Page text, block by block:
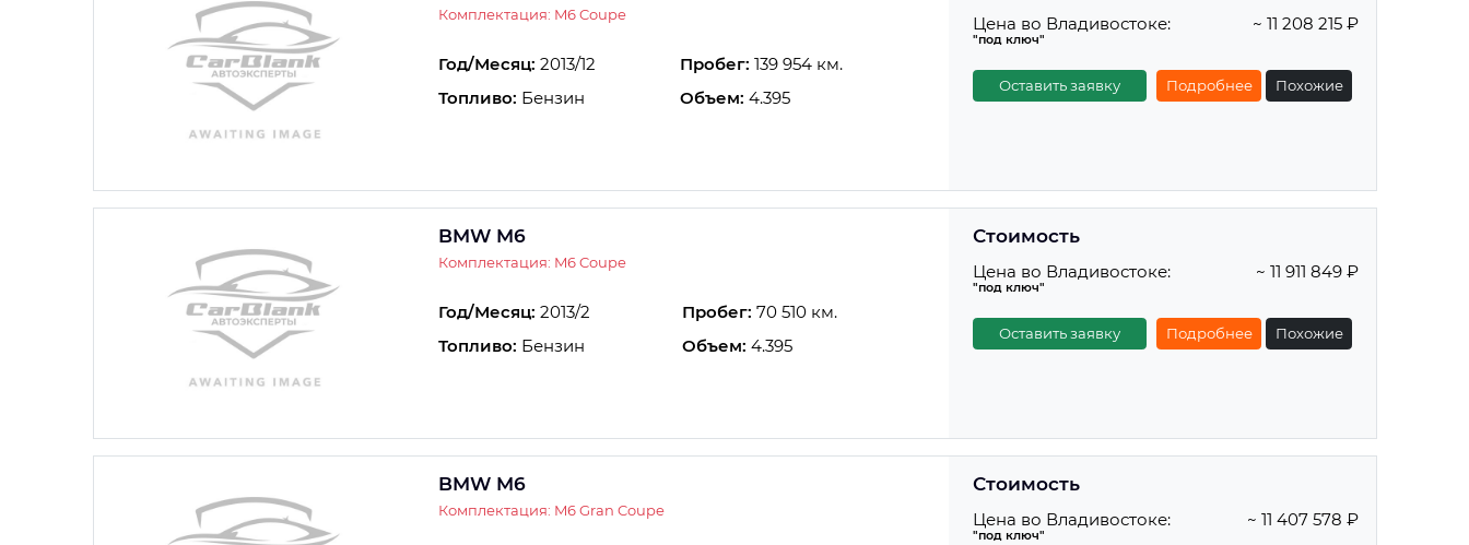
Комплектация: M6 Coupe
Год/Месяц: 2013/12 Пробег: 139 954 км.
Топливо: Бензин Объем: 4.395
Цена во Владивостоке:
"под ключ"
~ 11 208 215 ₽
Оставить заявку Подробнее Похожие
BMW M6
Комплектация: M6 Coupe
Год/Месяц: 2013/2 Пробег: 70 510 км.
Топливо: Бензин Объем: 4.395
Стоимость
Цена во Владивостоке:
"под ключ"
~ 11 911 849 ₽
Оставить заявку Подробнее Похожие
BMW M6
Комплектация: M6 Gran Coupe
Стоимость
Цена во Владивостоке:
"под ключ"
~ 11 407 578 ₽